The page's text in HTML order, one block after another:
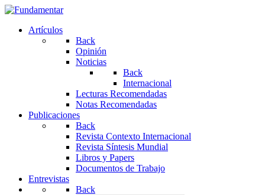
Artículos
Back
Opinión
Noticias
Back
Internacional
Lecturas Recomendadas
Notas Recomendadas
Publicaciones
Back
Revista Contexto Internacional
Revista Síntesis Mundial
Libros y Papers
Documentos de Trabajo
Entrevistas
Back